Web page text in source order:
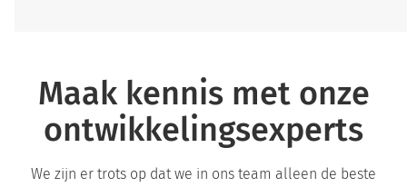
Maak kennis met onze
ontwikkelingsexperts
We zijn er trots op dat we in ons team alleen de beste